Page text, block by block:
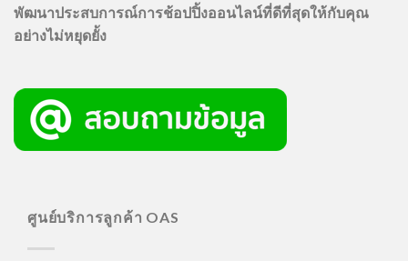
พัฒนาประสบการณ์การช้อปปิ้งออนไลน์ที่ดีที่สุดให้กับคุณ
อย่างไม่หยุดยั้ง
ศูนย์บริการลูกค้า OAS